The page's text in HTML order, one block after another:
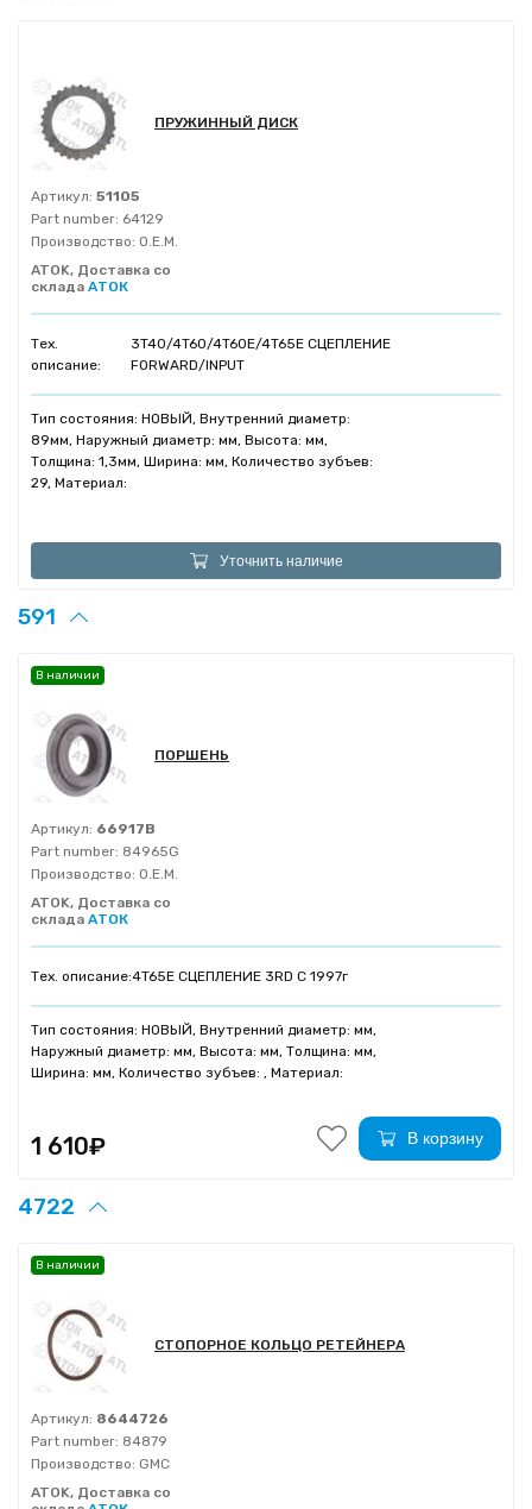
ПРУЖИННЫЙ ДИСК
Артикул: 51105
Part number: 64129
Производство: O.E.M.
ATOK, Доставка со
склада АТОК
Тех.
описание:
3T40/4T60/4T60E/4T65E СЦЕПЛЕНИЕ
FORWARD/INPUT
Тип состояния: НОВЫЙ, Внутренний диаметр:
89мм, Наружный диаметр: мм, Высота: мм,
Толщина: 1,3мм, Ширина: мм, Количество зубъев:
29, Материал:
Уточнить наличие
591
ПОРШЕНЬ
Артикул: 66917B
Part number: 84965G
Производство: O.E.M.
ATOK, Доставка со
склада АТОК
Тех. описание:4T65E СЦЕПЛЕНИЕ 3RD C 1997г
Тип состояния: НОВЫЙ, Внутренний диаметр: мм,
Наружный диаметр: мм, Высота: мм, Толщина: мм,
Ширина: мм, Количество зубъев: , Материал:
В наличии
1 610₽ В корзину
4722
СТОПОРНОЕ КОЛЬЦО РЕТЕЙНЕРА
Артикул: 8644726
Part number: 84879
Производство: GMC
ATOK, Доставка со
В наличии